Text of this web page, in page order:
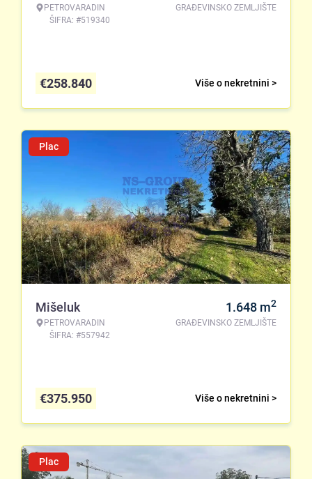
PETROVARADIN
ŠIFRA: #519340
GRAĐEVINSKO ZEMLJIŠTE
Više o nekretnini >
€258.840
Plac
Mišeluk
PETROVARADIN
ŠIFRA: #557942
1.648 m2
GRAĐEVINSKO ZEMLJIŠTE
Više o nekretnini >
€375.950
Plac